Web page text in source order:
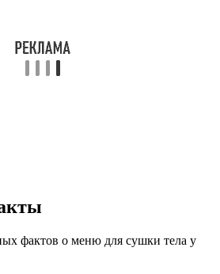
фактов о меню для сушки тела у